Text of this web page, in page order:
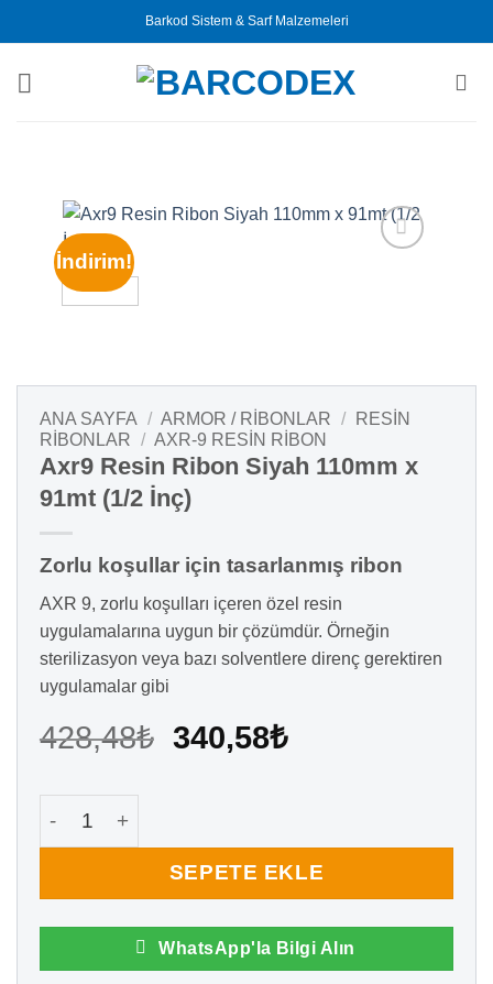
atla
Barkod Sistem & Sarf Malzemeleri
İndirim!
ANA SAYFA / ARMOR / RIBONLAR /
RESIN
RIBONLAR / AXR-9 RESIN RIBON
Axr9 Resin Ribon Siyah 110mm x
91mt (1/2 İnç)
Zorlu koşullar için tasarlanmış ribon
AXR 9, zorlu koşulları içeren özel resin
uygulamalarına uygun bir çözümdür. Örneğin
sterilizasyon veya bazı solventlere direnç gerektiren
uygulamalar gibi
428,48₺ Orijinal
340,58₺Şu
SEPETE EKLE
WhatsApp'la Bilgi Alın